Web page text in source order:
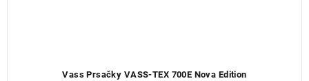
Vass Prsačky VASS-TEX 700E Nova Edition